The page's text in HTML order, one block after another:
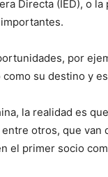
Directa (IED), o
por
su destino y
la realidad es
otros, que van
el primer socio